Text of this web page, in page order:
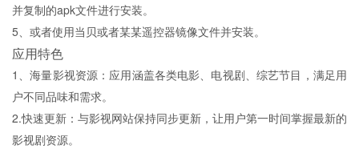
并复制的apk文件进行安装。
5、或者使用当贝或者某某遥控器镜像文件并安装。
应用特色
1、海量影视资源：应用涵盖各类电影、电视剧、综艺节目，满足用
户不同品味和需求。
2.快速更新：与影视网站保持同步更新，让用户第一时间掌握最新的
影视剧资源。